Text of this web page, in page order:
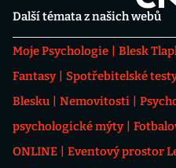
Další témata z našich webů
Moje Psychologie Blesk
Fantasy
Spotřebitelské
Blesku
Nemovitosti
psychologické mýty
ONLINE
Eventový prostor